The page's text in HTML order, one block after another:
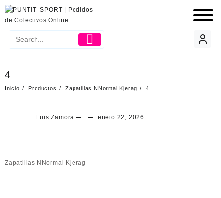
4
Inicio Productos Zapatillas NNormal Kjerag 4
Luis Zamora enero 22, 2026
Zapatillas NNormal Kjerag